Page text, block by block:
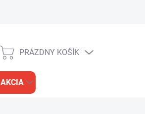
NÁKUPNÝ
PRÁZDNY KOŠÍK
AKCIA